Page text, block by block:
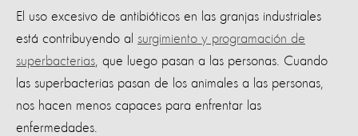
El uso excesivo de antibióticos en las granjas industriales
está contribuyendo al surgimiento y programación de
superbacterias , que luego pasan a las personas. Cuando
las superbacterias pasan de los animales a las personas,
nos hacen menos capaces para enfrentar las
enfermedades.